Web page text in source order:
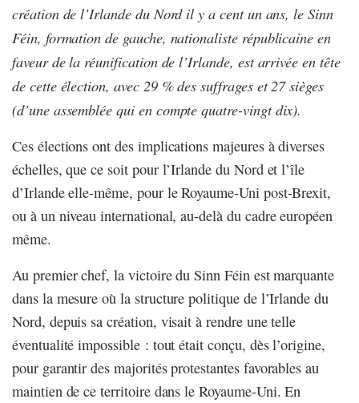
création de l’Irlande du Nord il y a cent un ans, le Sinn
Féin, formation de gauche, nationaliste républicaine en
faveur de la réunification de l’Irlande, est arrivée en tête
de cette élection, avec 29 % des suffrages et 27 sièges
(d’une assemblée qui en compte quatre-vingt dix).
Ces élections ont des implications majeures à diverses
échelles, que ce soit pour l’Irlande du Nord et l’île
d’Irlande elle-même, pour le Royaume-Uni post-Brexit,
ou à un niveau international, au-delà du cadre européen
même.
Au premier chef, la victoire du Sinn Féin est marquante
dans la mesure où la structure politique de l’Irlande du
Nord, depuis sa création, visait à rendre une telle
éventualité impossible : tout était conçu, dès l’origine,
pour garantir des majorités protestantes favorables au
maintien de ce territoire dans le Royaume-Uni. En